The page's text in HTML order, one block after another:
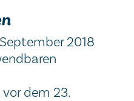
2018
dem 23.